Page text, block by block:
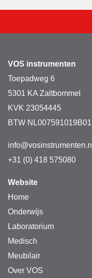
VOS instrumenten
Toepadweg 6
5301 KA Zaltbommel
KVK 23054445
BTW NL007591019B01
info@vosinstrumenten.nl
+31 (0) 418 575080
Website
Home
Onderwijs
Laboratorium
Medisch
Meubilair
Over VOS